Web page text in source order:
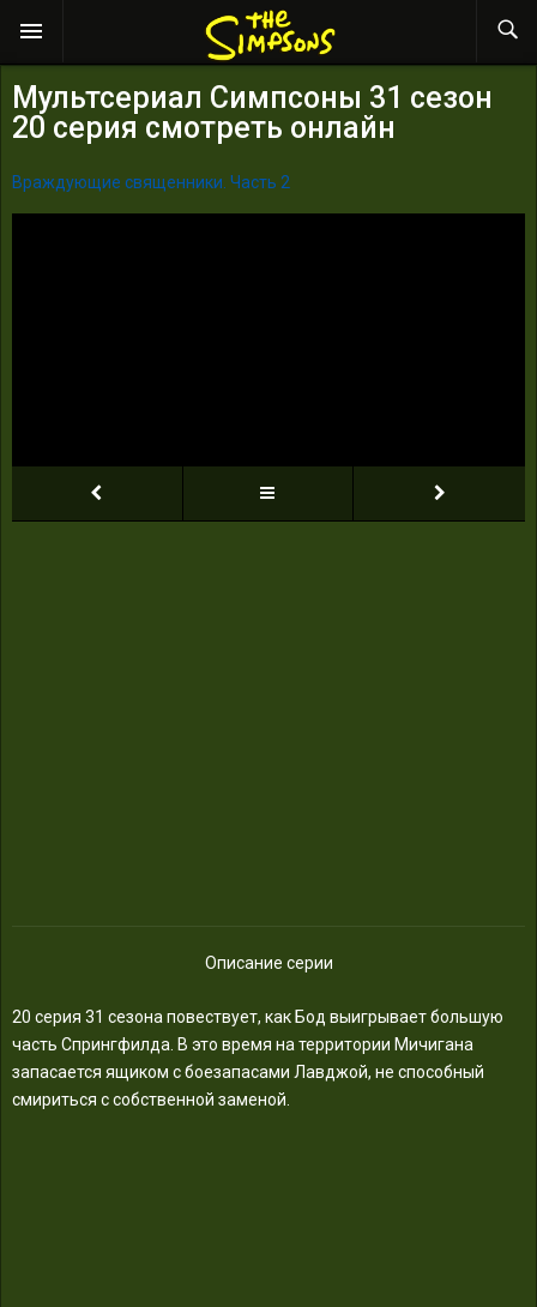
Мультсериал Симпсоны 31 сезон
20 серия смотреть онлайн
Враждующие священники. Часть 2
Описание серии
20 серия 31 сезона повествует, как Бод выигрывает большую
часть Спрингфилда. В это время на территории Мичигана
запасается ящиком с боезапасами Лавджой, не способный
смириться с собственной заменой.